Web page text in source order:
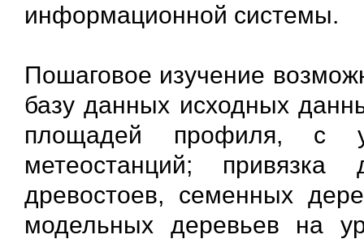
информационной системы.
Пошаговое изучение
базу данных исходных
площадей профиля, с
метеостанций; привязка
древостоев, семенных
модельных деревьев на